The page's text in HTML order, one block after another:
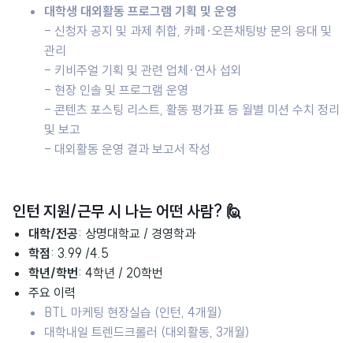
대학생 대외활동 프로그램 기획 및 운영
- 신청자 공지 및 과제 취합, 카페·오픈채팅방 문의 응대 및
관리
- 키비주얼 기획 및 관련 업체·연사 섭외
- 현장 인솔 및 프로그램 운영
- 콘텐츠 포스팅 리스트, 활동 평가표 등 월별 미션 수치 정리
및 보고
- 대외활동 운영 결과 보고서 작성
인턴 지원/근무 시 나는 어떤 사람? 🙋
대학/전공: 상명대학교 / 경영학과
학점 : 3.99 /4.5
학년/학번: 4학년 / 20학번
주요 이력
BTL 마케팅 현장실습 (인턴, 4개월)
대학내일 트렌드크롤러 (대외활동, 3개월)